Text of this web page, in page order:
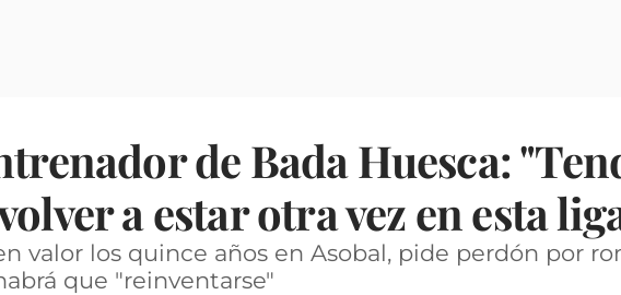
de Bada Huesca:
a estar otra vez en esta
valor los quince años en Asobal, pide perdón por
que "reinventarse"